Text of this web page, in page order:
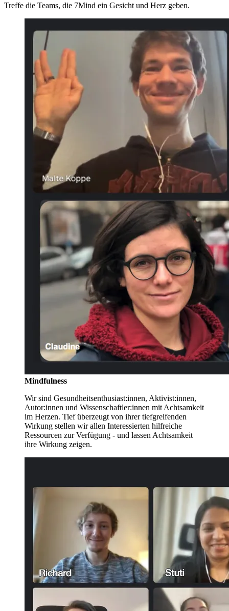
Treffe die Teams, die 7Mind ein Gesicht und Herz geben.
Mindfulness
Wir sind Gesundheitsenthusiast:innen, Aktivist:innen,
Autor:innen und Wissenschaftler:innen mit Achtsamkeit
im Herzen. Tief überzeugt von ihrer tiefgreifenden
Wirkung stellen wir allen Interessierten hilfreiche
Ressourcen zur Verfügung - und lassen Achtsamkeit
ihre Wirkung zeigen.